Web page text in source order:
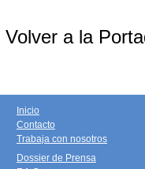
Volver a la
Inicio
Contacto
Trabaja con nosotros
Dossier de Prensa